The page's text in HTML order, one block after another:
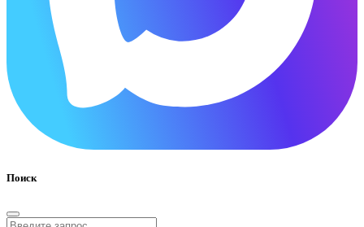
Поиск